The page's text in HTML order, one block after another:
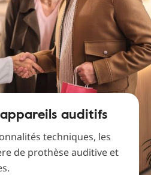
auditifs
techniques, les
de prothèse auditive et